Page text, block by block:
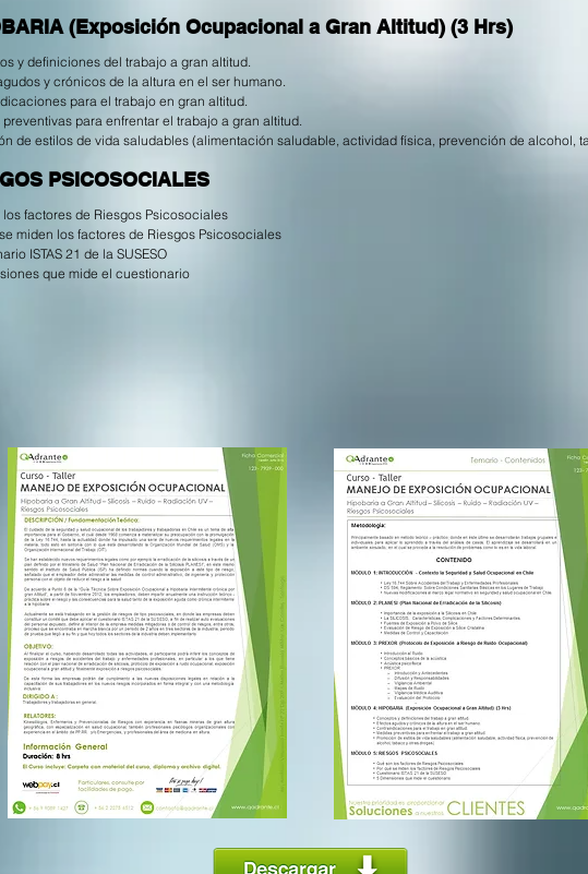
(Exposición Ocupacional a Gran Altitud) (3 Hrs)
y definiciones del trabajo a gran altitud.
y crónicos de la altura en el ser humano.
para el trabajo en gran altitud.
preventivas para enfrentar el trabajo a gran altitud.
de estilos de vida saludables (alimentación saludable, actividad física, prevención de alcohol,
PSICOSOCIALES
los factores de Riesgos Psicosociales
miden los factores de Riesgos Psicosociales
ISTAS 21 de la SUSESO
que mide el cuestionario